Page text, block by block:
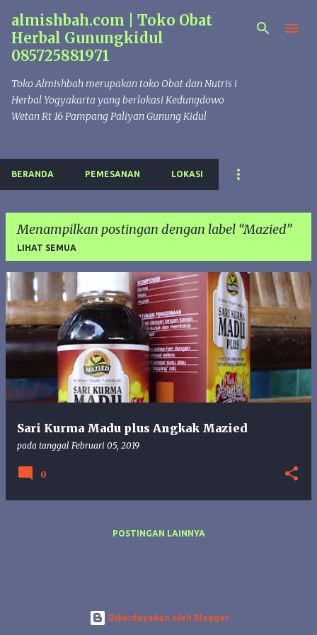
Langsung ke konten utama
almishbah.com | Toko Obat
Herbal Gunungkidul
085725881971
Toko Almishbah merupakan toko Obat dan Nutris i
Herbal Yogyakarta yang berlokasi Kedungdowo
Wetan Rt 16 Pampang Paliyan Gunung Kidul
BERANDA PEMESANAN LOKASI
Menampilkan postingan dengan label Mazied
LIHAT SEMUA
P
o
s
g
Sari Kurma Madu plus Angkak Mazied
pada tanggal Februari 05, 2019
0
POSTINGAN LAINNYA
Diberdayakan oleh Blogger